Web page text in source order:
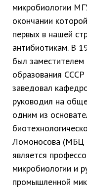
микробиологии
окончании
первых в нашей
антибиотикам. В
был заместителем
образования
заведовал
руководил на
одним из
Ломоносова (МБЦ
является
микробиологии и
промышленной